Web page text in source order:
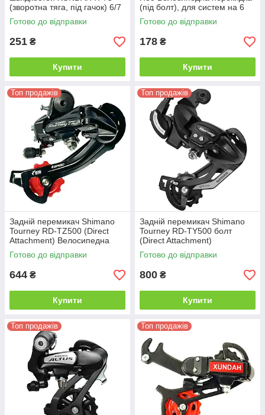
(зворотна тяга, під гачок) 6/7
швидкостей
Готово до відправки
251 ₴
Купити
(під болт), для систем на 6
швидкостей, хром із
червоним роликом
Готово до відправки
178 ₴
Купити
Топ продажів
Задній перемикач Shimano
Tourney RD-TZ500 (Direct
Attachment) Велосипедна
перекидка під болт, 6
швидкостей, оригінал
Готово до відправки
644 ₴
Купити
Топ продажів
Задній перемикач Shimano
Tourney RD-TY500 болт
(Direct Attachment)
Велосипедна перекидка під
болт, 6/7 швидкостей,
Готово до відправки
800 ₴
Купити
Топ продажів Топ продажів